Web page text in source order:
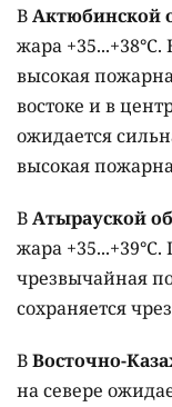
ВАктюбинской
жара
высокая
востоке и в
ожидается
высокая
ВАтырауской
жара
чрезвычайная
сохраняется
ВВосточно-
на севере